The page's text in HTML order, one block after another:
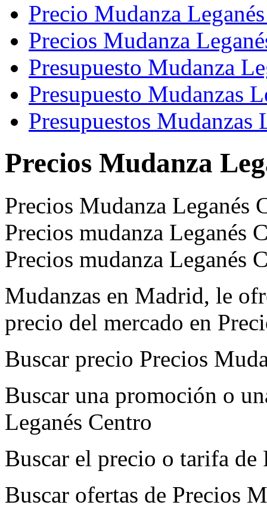
Precio Mudanza
Precios Mudanza
Presupuesto Mudanza
Presupuesto Mudanzas
Presupuestos Mudanzas
Precios Mudanza
Precios Mudanza Leganés
Precios mudanza Leganés
Precios mudanza Leganés
Mudanzas en Madrid, le
precio del mercado en
Buscar precio Precios
Buscar una promoción o
Leganés Centro
Buscar el precio o tarifa de
Buscar ofertas de Precios